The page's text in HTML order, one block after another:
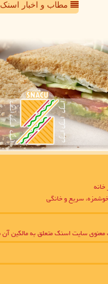
مطاب و اخبار اسنک
سریع و خانگی